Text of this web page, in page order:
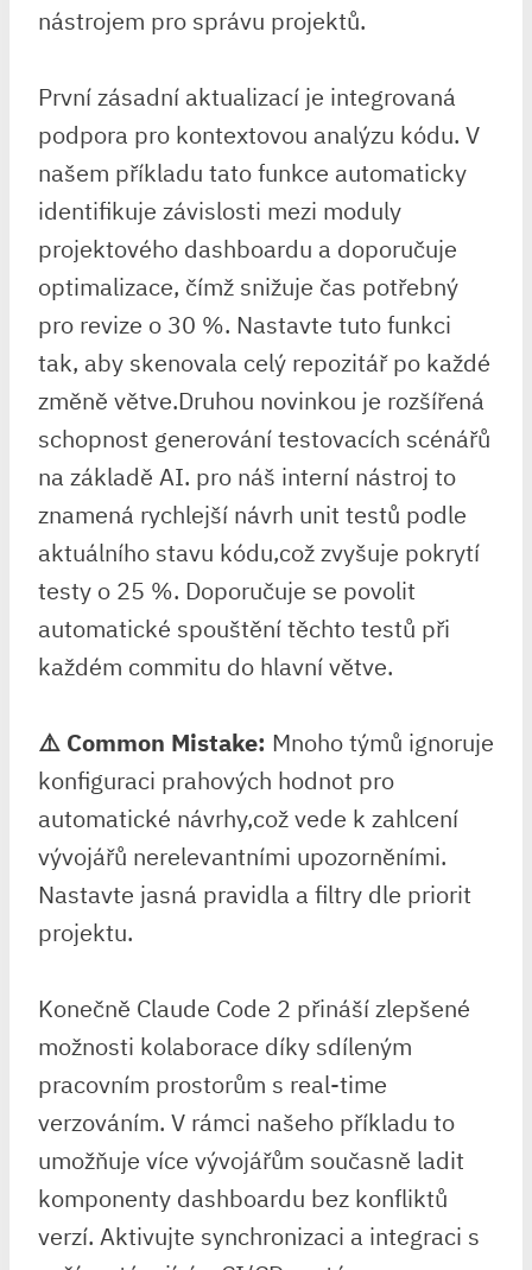
nástrojem pro správu projektů.
První zásadní aktualizací je integrovaná
podpora pro kontextovou analýzu kódu. V
našem příkladu tato funkce automaticky
identifikuje závislosti mezi ⁢moduly
projektového dashboardu a⁤ doporučuje
optimalizace, čímž snižuje čas potřebný
pro ⁤revize o 30 %. Nastavte⁤ tuto funkci
tak, aby skenovala celý repozitář po každé
změně větve.Druhou novinkou⁣ je rozšířená
schopnost generování testovacích scénářů
na základě AI. pro náš interní nástroj to
⁢znamená rychlejší návrh unit testů podle
aktuálního stavu kódu,což ⁢zvyšuje pokrytí
testy o 25 %. Doporučuje se povolit
automatické spouštění ⁤těchto testů při
každém commitu do hlavní větve.
⚠️ Common Mistake: Mnoho týmů ignoruje
konfiguraci prahových hodnot ⁤pro
automatické návrhy,což vede k zahlcení
vývojářů nerelevantními ⁢upozorněními.
Nastavte jasná pravidla a filtry dle priorit
projektu.
Konečně Claude Code 2 přináší zlepšené
možnosti⁣ kolaborace díky sdíleným
pracovním prostorům s real-time
verzováním. V rámci našeho příkladu to
umožňuje více vývojářům ⁢současně ladit
komponenty dashboardu bez konfliktů
verzí. ⁤Aktivujte synchronizaci⁤ a integraci ⁤s